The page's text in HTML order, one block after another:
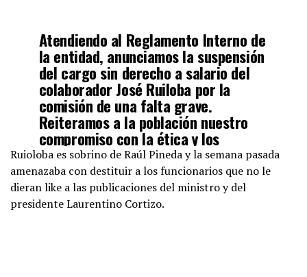
Atendiendo al Reglamento Interno de
la entidad, anunciamos la suspensión
del cargo sin derecho a salario del
colaborador José Ruiloba por la
comisión de una falta grave.
Reiteramos a la población nuestro
compromiso con la ética y los
valores.#TrabajandoPorPanamá
pic.twitter.com/DCItVsfYqr
— Ministerio de Vivienda y Ordenamiento Territorial
Ruioloba es sobrino de Raúl Pineda y la semana pasada
amenazaba con destituir a los funcionarios que no le
dieran like a las publicaciones del ministro y del
presidente Laurentino Cortizo.